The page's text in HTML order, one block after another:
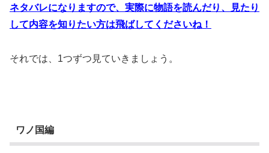
ネタバレになりますので、実際に物語を読んだり、見たり
して内容を知りたい方は飛ばしてくださいね！
それでは、1つずつ見ていきましょう。
ワノ国編